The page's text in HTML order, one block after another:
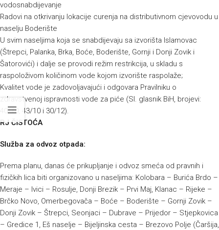
vodosnabdijevanje
Radovi na otkrivanju lokacije curenja na distributivnom cjevovodu u
naselju Boderište
U svim naseljima koja se snabdijevaju sa izvorišta Islamovac
(Štrepci, Palanka, Brka, Boće, Boderište, Gornji i Donji Zovik i
Šatorovići) i dalje se provodi režim restrikcija, u skladu s
raspoloživom količinom vode kojom izvorište raspolaže;
Kvalitet vode je zadovoljavajući i odgovara Pravilniku o
zdravstvenoj ispravnosti vode za piće (Sl. glasnik BiH, brojevi:
40/10, 43/10 i 30/12).
RJ ČISTOĆA
Služba za odvoz otpada:
Prema planu, danas će prikupljanje i odvoz smeća od pravnih i
fizičkih lica biti organizovano u naseljima: Kolobara – Burića Brdo –
Meraje – Ivici – Rosulje, Donji Brezik – Prvi Maj, Klanac – Rijeke –
Brčko Novo, Omerbegovača – Boće – Boderište – Gornji Zovik –
Donji Zovik – Štrepci, Seonjaci – Dubrave – Prijedor – Stjepkovica
– Gredice 1, Eš naselje – Bijeljinska cesta – Brezovo Polje (Čaršija,